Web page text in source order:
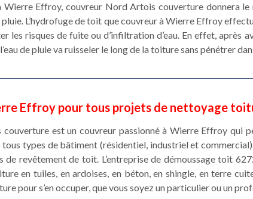
Effroy, couvreur Nord Artois couverture donnera
L’hydrofuge de toit que couvreur à Wierre Effroy
les risques de fuite ou d’infiltration d’eau. En effet, après
de pluie va ruisseler le long de la toiture sans pénétrer
Effroy pour tous projets de nettoyage
couverture est un couvreur passionné à Wierre Effroy qui
types de bâtiment (résidentiel, industriel et
revêtement de toit. L’entreprise de démoussage toit
en tuiles, en ardoises, en béton, en shingle, en terre
pour s’en occuper, que vous soyez un particulier ou un